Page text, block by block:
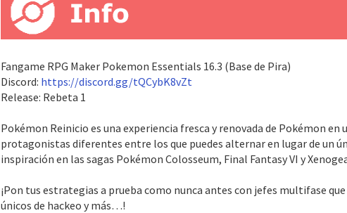
Fangame RPG Maker Pokemon Essentials 16.3 (Base de Pira)
Discord: https://discord.gg/tQCybK8vZt
Release: Rebeta 1
Pokémon Reinicio es una experiencia fresca y renovada de Pokémon
protagonistas diferentes entre los que puedes alternar en lugar de un
inspiración en las sagas Pokémon Colosseum, Final Fantasy VI y
¡Pon tus estrategias a prueba como nunca antes con jefes multifase
únicos de hackeo y más…!